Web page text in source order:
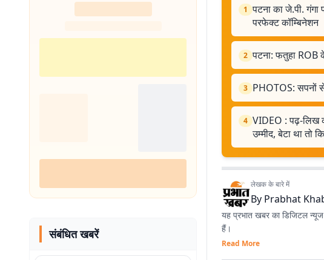
संबंधित खबरें
1 पटना का जे.पी.
परफेक्ट कॉम्बिनेशन
2 पटना: फतुहा ROB
3 PHOTOS: सपनों
4 VIDEO : पढ़-लिख
उम्मीद, बेटा था तो
लेखक के बारे में
By Prabhat
यह प्रभात खबर का डिजिटल
हैं।
Read More